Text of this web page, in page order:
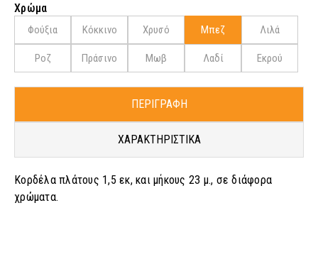
Χρώμα
Φούξια Κόκκινο Χρυσό Μπεζ Λιλά
Ροζ Πράσινο Μωβ Λαδί Εκρού
ΠΕΡΙΓΡΑΦΗ
ΧΑΡΑΚΤΗΡΙΣΤΙΚΑ
Κορδέλα πλάτους 1,5 εκ, και μήκους 23 μ., σε διάφορα
χρώματα.